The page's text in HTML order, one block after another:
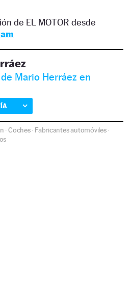
de EL MOTOR desde
Mario Herráez en
·Coches· Fabricantes automóviles·